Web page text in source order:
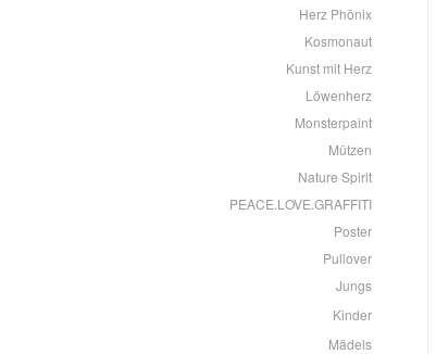
Herz Phönix
Kosmonaut
Kunst mit Herz
Löwenherz
Monsterpaint
Mützen
Nature Spirit
PEACE.LOVE.GRAFFITI
Poster
Pullover
Jungs
Kinder
Mädels